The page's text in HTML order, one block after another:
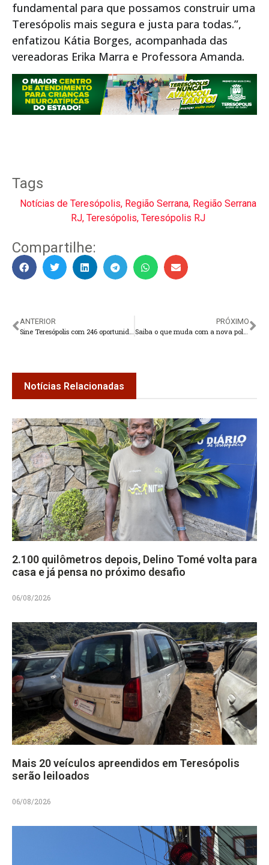
fundamental para que possamos construir uma
Teresópolis mais segura e justa para todas.”,
enfatizou Kátia Borges, acompanhada das
vereadoras Erika Marra e Professora Amanda.
Tags
Notícias de Teresópolis, Região Serrana, Região Serrana
RJ, Teresópolis, Teresópolis RJ
Compartilhe:
ANTERIOR
PRÓXIMO
Notícias Relacionadas
2.100 quilômetros depois, Delino Tomé volta para
casa e já pensa no próximo desafio
06/08/2026
Mais 20 veículos apreendidos em Teresópolis
serão leiloados
06/08/2026